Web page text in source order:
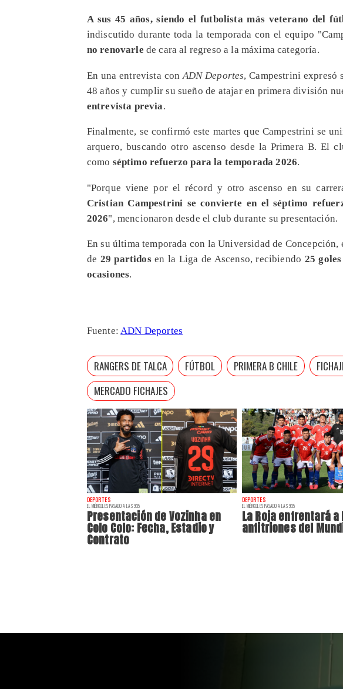
DEPORTES
EL MIÉRCOLES PASADO A LAS 9:35
Presentación de Vozinha en
Colo Colo: Fecha, Estadio y
Contrato
DEPORTES
EL MIÉRCOLES PASADO A LAS 9:35
La Roja enfrentará
anfitriones del
A sus 45 años, siendo el futbolista más veterano del
indiscutido durante toda la temporada con el equipo
no renovarle de cara al regreso a la máxima categoría.
En una entrevista con ADN Deportes, Campestrini expresó
48 años y cumplir su sueño de atajar en primera división
entrevista previa.
Finalmente, se confirmó este martes que Campestrini se
arquero, buscando otro ascenso desde la Primera B. El
como séptimo refuerzo para la temporada 2026.
"Porque viene por el récord y otro ascenso en su
Cristian Campestrini se convierte en el séptimo
2026", mencionaron desde el club durante su presentación.
En su última temporada con la Universidad de
de 29 partidosen la Liga de Ascenso, recibiendo 25 goles
ocasiones.
Fuente: ADN Deportes
RANGERS DE TALCA FÚTBOL PRIMERA B CHILE
MERCADO FICHAJES